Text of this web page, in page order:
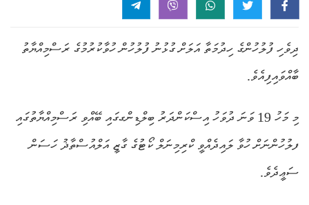
ދިވެހި ފުލުހުންގެ ހިދުމަތާ އަލަށް ގުޅުނު ފުލުހުން ހުވާކުރުމުގެ ރަސްމިއްޔާތު
ބާއްވައިފިއެވެ.
މި މަހު 19 ވަނަ ދުވަހު އިސްކަންދަރު ބިލްޑިންގގައި ބޭއްވި ރަސްމިއްޔާތުގައި
ފލުހުންނަށް ހުވާ ލައިދެއްވީ ކްރިމިނަލް ކޯޓުގެ ގާޒީ އަލްއުސްތާޛު ހަސަން
ސަޢީދެވެ.